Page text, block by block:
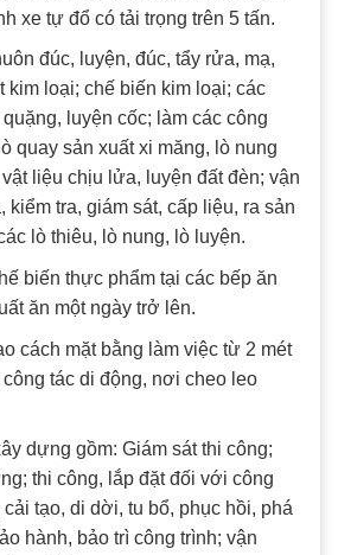
xe tự đổ có tải trọng trên 5 tấn.
đúc, luyện, đúc, tẩy rửa, mạ,
kim loại; chế biến kim loại; các
luyện cốc; làm các công
quay sản xuất xi măng, lò nung
liệu chịu lửa, luyện đất đèn; vận
kiểm tra, giám sát, cấp liệu, ra sản
lò thiêu, lò nung, lò luyện.
biến thực phẩm tại các bếp ăn
ăn một ngày trở lên.
cách mặt bằng làm việc từ 2 mét
tác di động, nơi cheo leo
dựng gồm: Giám sát thi công;
thi công, lắp đặt đối với công
tạo, di dời, tu bổ, phục hồi, phá
hành, bảo trì công trình; vận